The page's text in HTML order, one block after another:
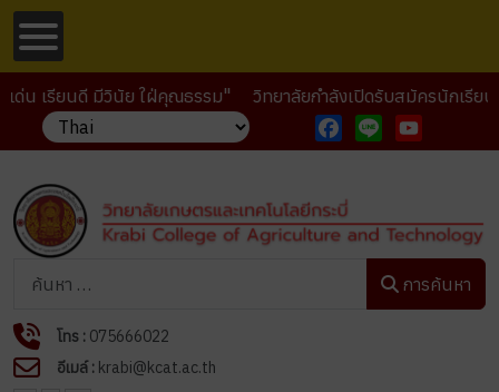
ยนดี มีวินัย ใฝ่คุณธรรม" วิทยาลัยกำลังเปิดรับสมัครนักเรียน นักศึ
Facebook
Line YouTube
การค้นหา การค้นหา
โทร : 075666022
อีเมล์ : krabi@kcat.ac.th